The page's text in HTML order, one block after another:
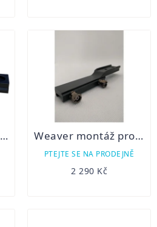
Originální montáž na Weaver pro HIKMICRO Thunder, Panther a Cheetah Weaver montáž pro zaměřovač Thunder a Panther
PTEJTE SE NA PRODEJNĚ
2 290 Kč